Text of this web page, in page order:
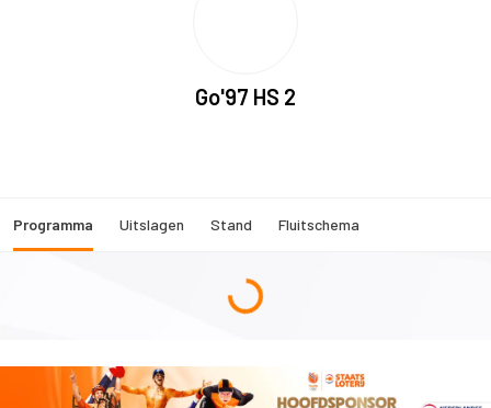
Go'97 HS 2
Programma Uitslagen Stand Fluitschema